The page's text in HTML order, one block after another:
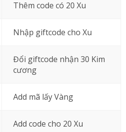
Thêm code có 20 Xu
Nhập giftcode cho Xu
Đổi giftcode nhận 30 Kim
cương
Add mã lấy Vàng
Add code cho 20 Xu